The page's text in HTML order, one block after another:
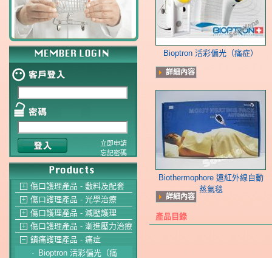
立即申請
忘記密碼
＋ 傷口護理產品 - 敷料及配套
＋ 傷口護理產品 - 光學治療
＋ 傷口護理產品 - 減壓護理
＋ 傷口護理產品 - 漸進壓力治療
－ 鎮痛護理產品 - 痛症
-
Bioptron 活彩偏光（痛
Bioptron 活彩偏光（痛症）
詳細內容
Biothermophore 遠紅外線自動
蒸氣毯
詳細內容
產品目錄